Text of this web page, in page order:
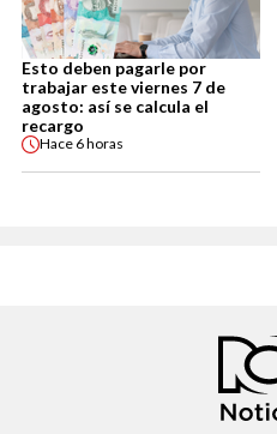
Esto deben pagarle por
trabajar este viernes 7 de
agosto: así se calcula el
recargo
Hace 6 horas